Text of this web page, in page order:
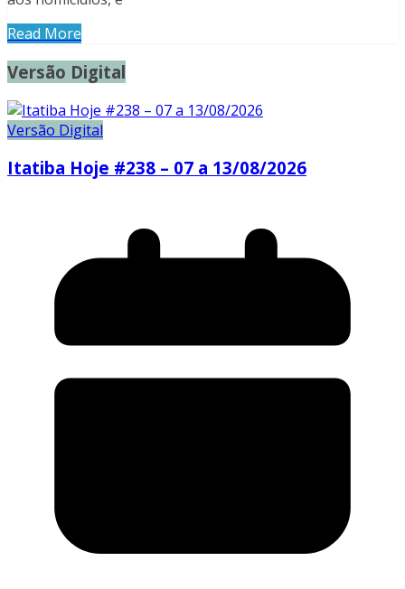
Read More
Versão Digital
Versão Digital
Itatiba Hoje #238 – 07 a 13/08/2026